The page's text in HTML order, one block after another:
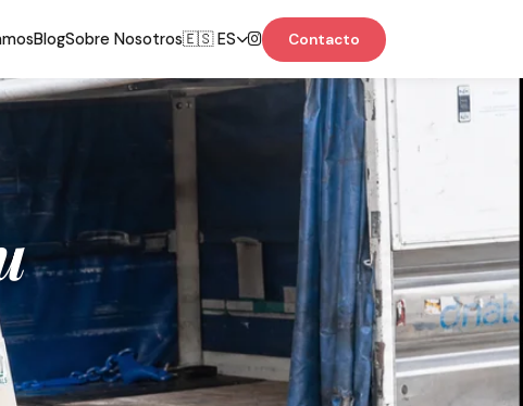
BlogSobre Nosotros🇪🇸 ES Contacto